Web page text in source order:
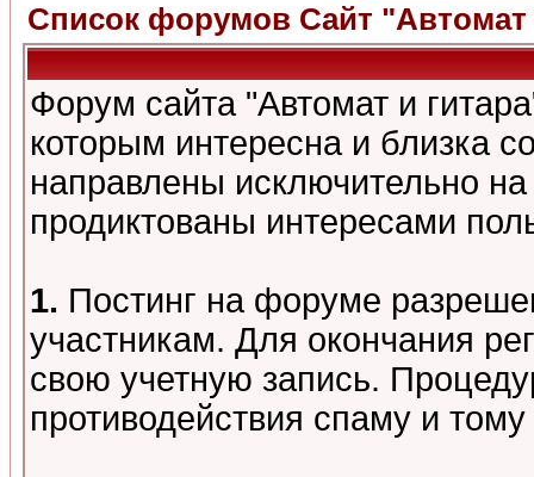
Список форумов Сайт "Автомат
Форум сайта "Автомат и
которым интересна и близка
направлены исключительно
продиктованы интересами
1. Постинг на форуме
участникам. Для окончания
свою учетную запись.
противодействия спаму и